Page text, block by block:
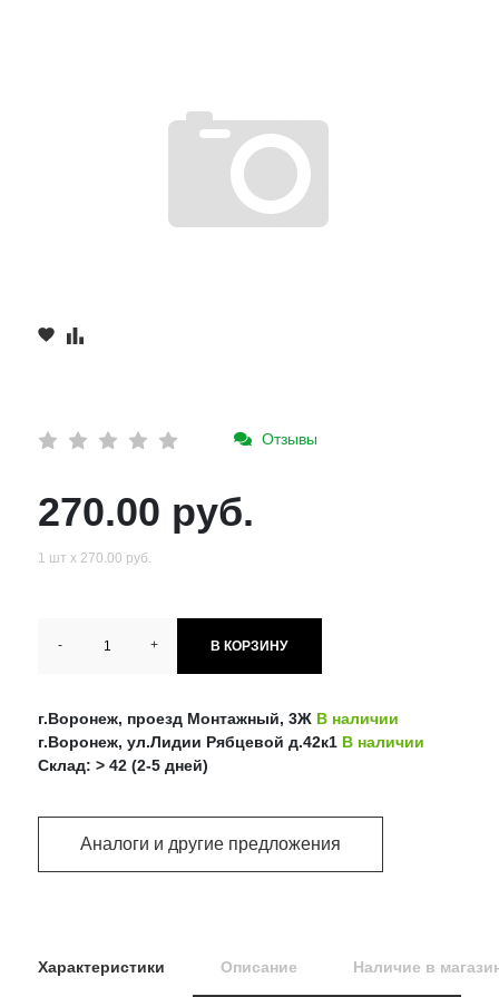
Отзывы
270.00 руб.
1 шт х 270.00 руб.
- + В КОРЗИНУ
г.Воронеж, проезд Монтажный, 3Ж В наличии
г.Воронеж, ул.Лидии Рябцевой д.42к1 В наличии
Склад: > 42 (2-5 дней)
Аналоги и другие предложения
Характеристики Описание Наличие в